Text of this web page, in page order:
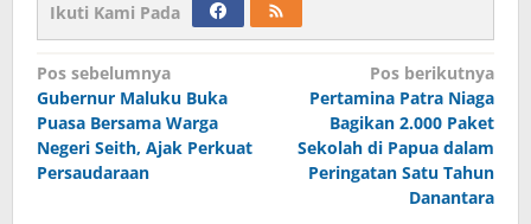
Ikuti Kami Pada
Navigasi
pos
Pos sebelumnya
Gubernur Maluku Buka
Puasa Bersama Warga
Negeri Seith, Ajak Perkuat
Persaudaraan
Pos berikutnya
Pertamina Patra Niaga
Bagikan 2.000 Paket
Sekolah di Papua dalam
Peringatan Satu Tahun
Danantara